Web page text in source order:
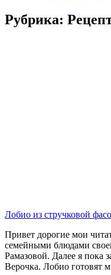
Рубрика:
Лобио из стручковой
Привет дорогие мои
семейными блюдами
Рамазовой. Далее я пока
Верочка. Лобио готовят